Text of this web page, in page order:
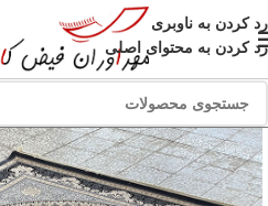
رد کردن به ناوبری
رد کردن به محتوای اصلی